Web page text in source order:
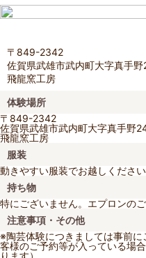
〒849-2342
佐賀県武雄市武内町大字真手
飛龍窯工房
体験場所
〒849-2342
佐賀県武雄市武内町大字真手野
飛龍窯工房
服装
動きやすい服装でお越しください
持ち物
特にございません。エプロンの
注意事項・その他
※陶芸体験につきましては事前
客様のご予約等が入っている場
ります）